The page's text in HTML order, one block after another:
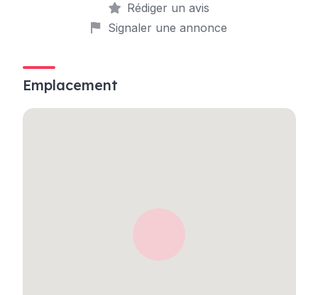
Rédiger un avis
Signaler une annonce
Emplacement